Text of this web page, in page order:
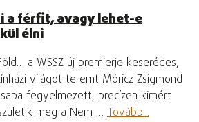
a férfit, avagy lehet-e
élni
a WSSZ új premierje keserédes,
világot teremt Móricz Zsigmond
fegyelmezett, precízen kimért
meg a Nem … Tovább...